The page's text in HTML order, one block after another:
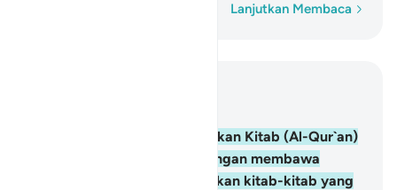
Lanjutkan Membaca
Dan Kami telah menurunkan Kitab (Al-Qur`an)
kepadamu (Muhammad) dengan membawa
kebenaran, yang membenarkan kitab-kitab yang